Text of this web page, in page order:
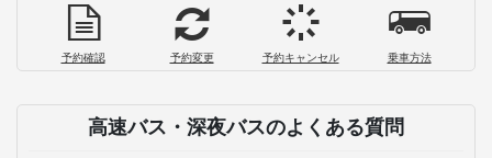
予約確認 予約変更 予約キャンセル 乗車方法
高速バス・深夜バスのよくある質問